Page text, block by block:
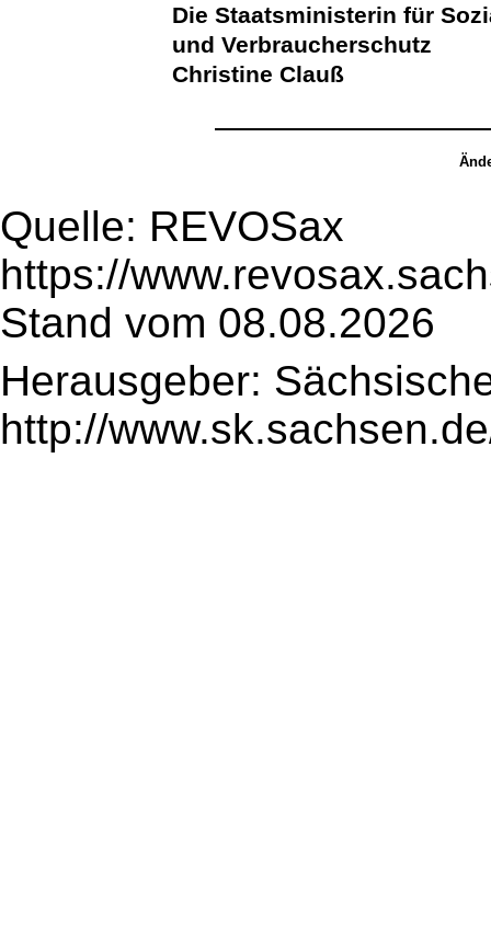
Die Staatsministerin für
und Verbraucherschutz
Christine Clauß
Quelle: REVOSax
https://
Stand vom 08.08.2026
Herausgeber:
http://